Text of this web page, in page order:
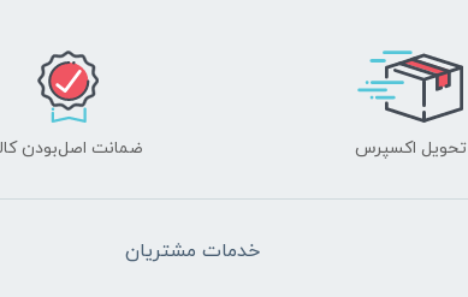
تحویل اکسپرس ضمانت اصل‌بودن
خدمات مشتریان